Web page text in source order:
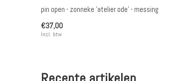
pin open - zonneke 'atelier ode' - messing
€37,00
Incl. btw